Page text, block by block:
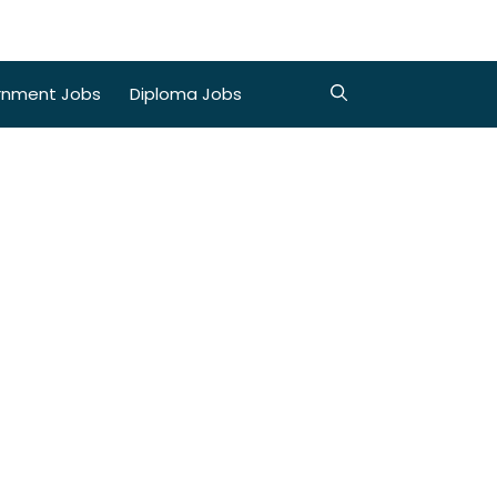
Jobs Diploma Jobs